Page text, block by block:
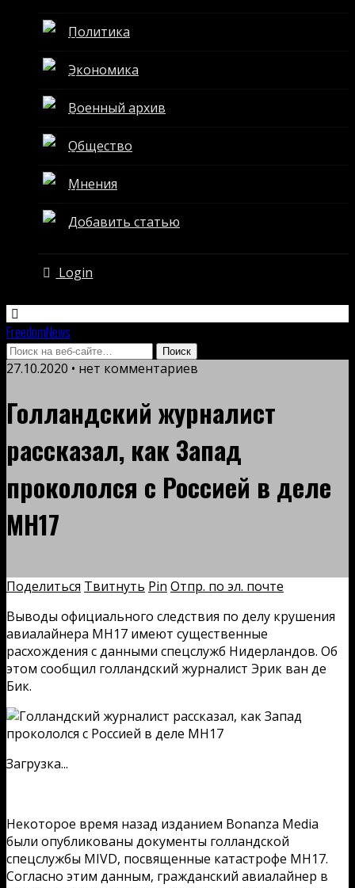
Политика
Экономика
Военный архив
Общество
Мнения
Добавить статью
Login
FreedomNews
27.10.2020 • нет комментариев
Голландский журналист
рассказал, как Запад
прокололся с Россией в деле
MH17
Поделиться Твитнуть Pin Отпр. по эл. почте
Выводы официального следствия по делу крушения
авиалайнера MH17 имеют существенные
расхождения с данными спецслужб Нидерландов. Об
этом сообщил голландский журналист Эрик ван де
Бик.
Загрузка...
Некоторое время назад изданием Bonanza Media
были опубликованы документы голландской
спецслужбы MIVD, посвященные катастрофе MH17.
Согласно этим данным, гражданский авиалайнер в